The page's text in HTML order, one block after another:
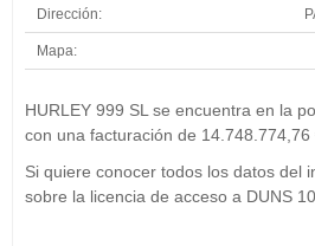
Dirección:
Mapa:
HURLEY 999 SL se encuentra en la
con una facturación de 14.748.774,76
Si quiere conocer todos los datos del
sobre la licencia de acceso a DUNS